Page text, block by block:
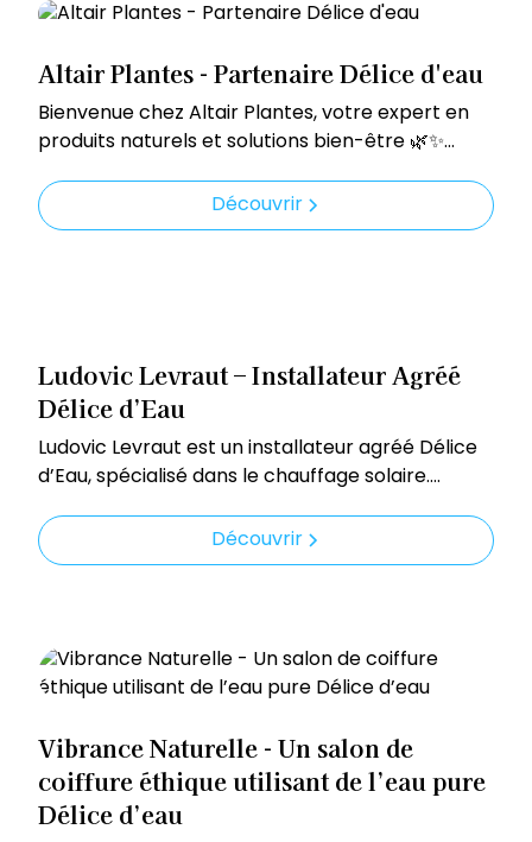
Altair Plantes - Partenaire Délice d'eau
‍Bienvenue chez Altair Plantes, votre expert en
produits naturels et solutions bien-être 🌿✨
partenaire de confiance pour l’installation et la
maintenance des systèmes de filtration d’eau
Découvrir
Ludovic Levraut – Installateur Agréé
Délice d’Eau
Ludovic Levraut est un installateur agréé Délice
d’Eau, spécialisé dans le chauffage solaire.
respectueuses de l’environnement et adaptées
aux besoins de ses clients.
Découvrir
Vibrance Naturelle - Un salon de
coiffure éthique utilisant de l’eau pure
Délice d’eau